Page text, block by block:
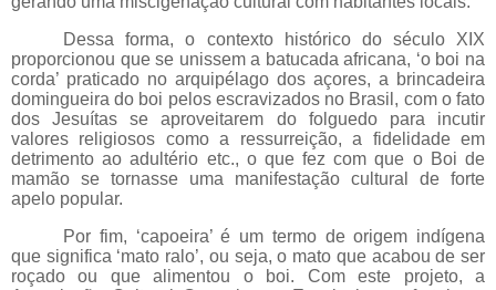
Dessa forma, o contexto histórico do século XIX
proporcionou que se unissem a batucada africana, ‘o boi na
corda’ praticado no arquipélago dos açores, a brincadeira
domingueira do boi pelos escravizados no Brasil, com o fato
dos Jesuítas se aproveitarem do folguedo para incutir
valores religiosos como a ressurreição, a fidelidade em
detrimento ao adultério etc., o que fez com que o Boi de
mamão se tornasse uma manifestação cultural de forte
apelo popular.
Por fim, ‘capoeira’ é um termo de origem indígena
que significa ‘mato ralo’, ou seja, o mato que acabou de ser
roçado ou que alimentou o boi. Com este projeto, a